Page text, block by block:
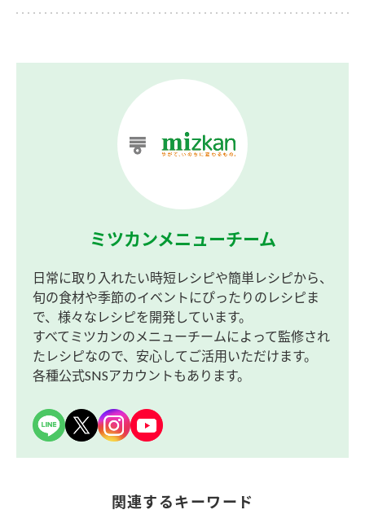
ミツカンメニューチーム
日常に取り入れたい時短レシピや簡単レシピから、
旬の食材や季節のイベントにぴったりのレシピま
で、様々なレシピを開発しています。
すべてミツカンのメニューチームによって監修され
たレシピなので、安心してご活用いただけます。
各種公式SNSアカウントもあります。
関連するキーワード